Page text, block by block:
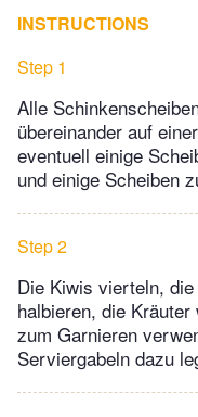
INSTRUCTIONS
Step 1
Alle
übereinander auf
eventuell einige
und einige Scheiben
Step 2
Die Kiwis vierteln,
halbieren, die
zum Garnieren
Serviergabeln dazu